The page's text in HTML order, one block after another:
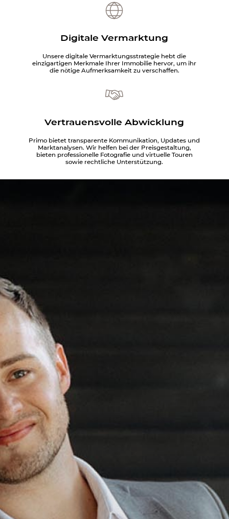
Digitale Vermarktung
Unsere digitale Vermarktungsstrategie hebt die
einzigartigen Merkmale Ihrer Immobilie hervor, um ihr
die nötige Aufmerksamkeit zu verschaffen.
Vertrauensvolle Abwicklung
Primo bietet transparente Kommunikation, Updates und
Marktanalysen. Wir helfen bei der Preisgestaltung,
bieten professionelle Fotografie und virtuelle Touren
sowie rechtliche Unterstützung.